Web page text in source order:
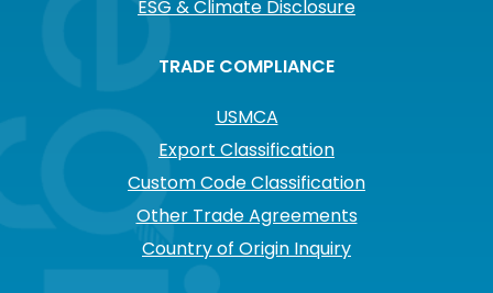
ESG & Climate Disclosure
TRADE COMPLIANCE
USMCA
Export Classification
Custom Code Classification
Other Trade Agreements
Country of Origin Inquiry